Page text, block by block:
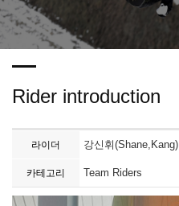
Rider introduction
라이더 강신휘(Shane,Kang)
카테고리 Team Riders